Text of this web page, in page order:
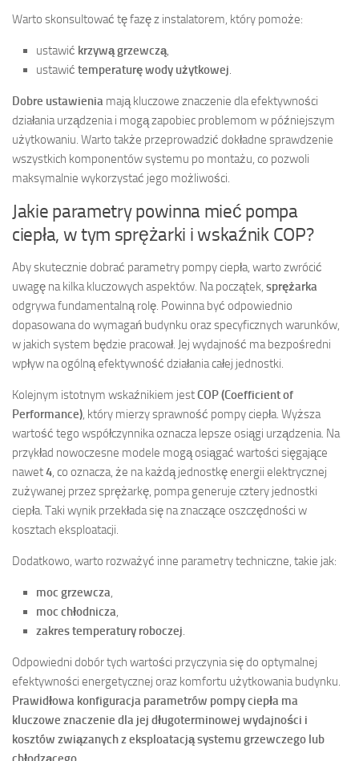
Warto skonsultować tę fazę z instalatorem, który pomoże:
ustawić krzywą grzewczą,
ustawić temperaturę wody użytkowej.
Dobre ustawienia mają kluczowe znaczenie dla efektywności
działania urządzenia i mogą zapobiec problemom w późniejszym
użytkowaniu. Warto także przeprowadzić dokładne sprawdzenie
wszystkich komponentów systemu po montażu, co pozwoli
maksymalnie wykorzystać jego możliwości.
Jakie parametry powinna mieć pompa
ciepła, w tym sprężarki i wskaźnik COP?
Aby skutecznie dobrać parametry pompy ciepła, warto zwrócić
uwagę na kilka kluczowych aspektów. Na początek, sprężarka
odgrywa fundamentalną rolę. Powinna być odpowiednio
dopasowana do wymagań budynku oraz specyficznych warunków,
w jakich system będzie pracował. Jej wydajność ma bezpośredni
wpływ na ogólną efektywność działania całej jednostki.
Kolejnym istotnym wskaźnikiem jestCOP (Coefficient of
Performance), który mierzy sprawność pompy ciepła. Wyższa
wartość tego współczynnika oznacza lepsze osiągi urządzenia. Na
przykład nowoczesne modele mogą osiągać wartości sięgające
nawet4, co oznacza, że na każdą jednostkę energii elektrycznej
zużywanej przez sprężarkę, pompa generuje cztery jednostki
ciepła. Taki wynik przekłada się na znaczące oszczędności w
kosztach eksploatacji.
Dodatkowo, warto rozważyć inne parametry techniczne, takie jak:
moc grzewcza,
moc chłodnicza,
zakres temperatury roboczej.
Odpowiedni dobór tych wartości przyczynia się do optymalnej
efektywności energetycznej oraz komfortu użytkowania budynku.
Prawidłowa konfiguracja parametrów pompy ciepła ma
kluczowe znaczenie dla jej długoterminowej wydajności i
kosztów związanych z eksploatacją systemu grzewczego lub